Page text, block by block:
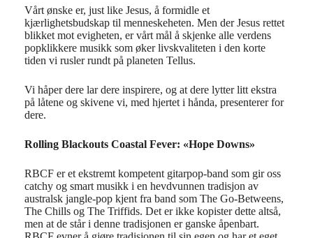
Vårt ønske er, just like Jesus, å formidle et
kjærlighetsbudskap til menneskeheten. Men der Jesus rettet
blikket mot evigheten, er vårt mål å skjenke alle verdens
popklikkere musikk som øker livskvaliteten i den korte
tiden vi rusler rundt på planeten Tellus.
Vi håper dere lar dere inspirere, og at dere lytter litt ekstra
på låtene og skivene vi, med hjertet i hånda, presenterer for
dere.
Rolling Blackouts Coastal Fever: «Hope Downs»
RBCF er et ekstremt kompetent gitarpop-band som gir oss
catchy og smart musikk i en hevdvunnen tradisjon av
australsk jangle-pop kjent fra band som The Go-Betweens,
The Chills og The Triffids. Det er ikke kopister dette altså,
men at de står i denne tradisjonen er ganske åpenbart.